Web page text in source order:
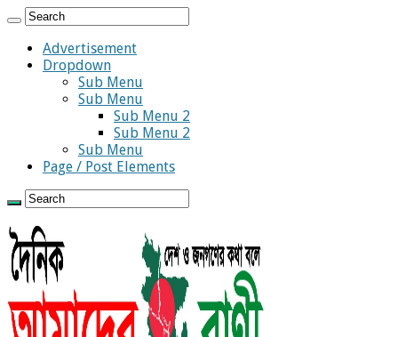
Advertisement
Dropdown
Sub Menu
Sub Menu
Sub Menu 2
Sub Menu 2
Sub Menu
Page / Post Elements